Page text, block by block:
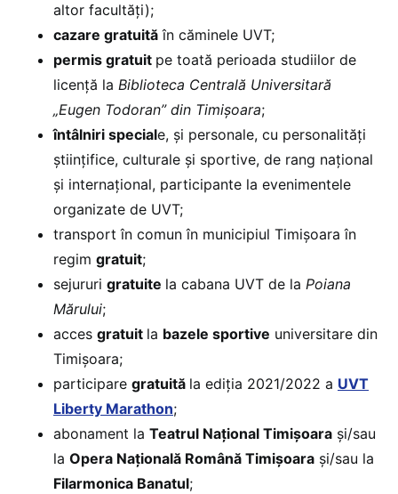
altor facultăți);
cazare gratuită în căminele UVT;
permis gratuit pe toată perioada studiilor de
licență la Biblioteca Centrală Universitară
„Eugen Todoran” din Timișoara;
întâlniri speciale, și personale, cu personalități
științifice, culturale și sportive, de rang național
și internațional, participante la evenimentele
organizate de UVT;
transport în comun în municipiul Timișoara în
regim gratuit;
sejururi gratuite la cabana UVT de la Poiana
Mărului;
acces gratuit la bazele sportive universitare din
Timișoara;
participare gratuită la ediția 2021/2022 a UVT
Liberty Marathon;
abonament la Teatrul Național Timișoara și/sau
la Opera Națională Română Timișoara și/sau la
Filarmonica Banatul;